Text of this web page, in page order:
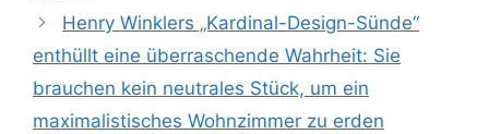
Henry Winklers „Kardinal-Design-Sünde“
enthüllt eine überraschende Wahrheit: Sie
brauchen kein neutrales Stück, um ein
maximalistisches Wohnzimmer zu erden